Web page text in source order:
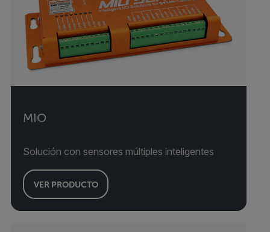
MIO
Solución con sensores múltiples inteligentes
VER PRODUCTO